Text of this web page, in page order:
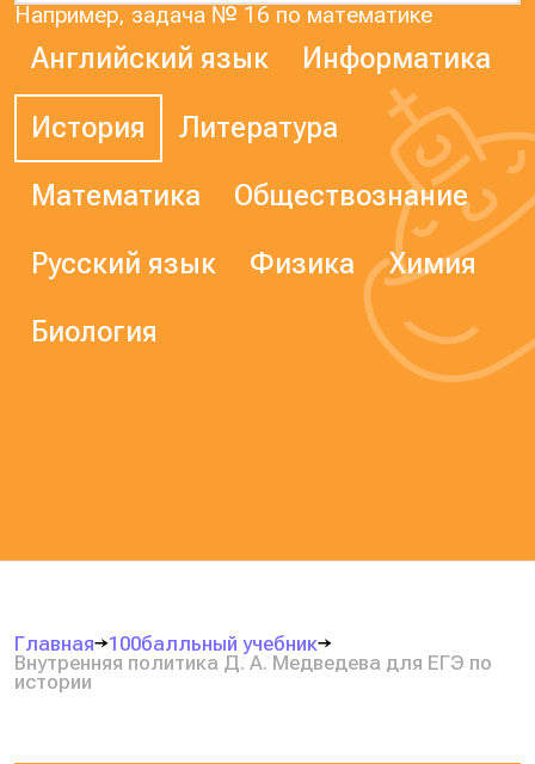
Например, задача № 16 по математике
Английский язык Информатика
История Литература
Математика Обществознание
Русский язык Физика Химия
Биология
Главная
100балльный учебник
Внутренняя политика Д. А. Медведева для ЕГЭ по
истории